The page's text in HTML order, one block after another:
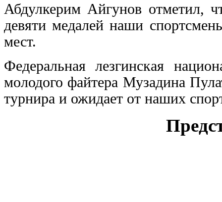
Абдулкерим Айгунов отметил,
девяти медалей наши
мест.
Федеральная лезгинская
молодого файтера Музадина
турнира и ожидает от наших